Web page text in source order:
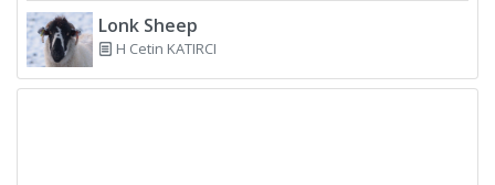
Lonk Sheep
H Cetin KATIRCI